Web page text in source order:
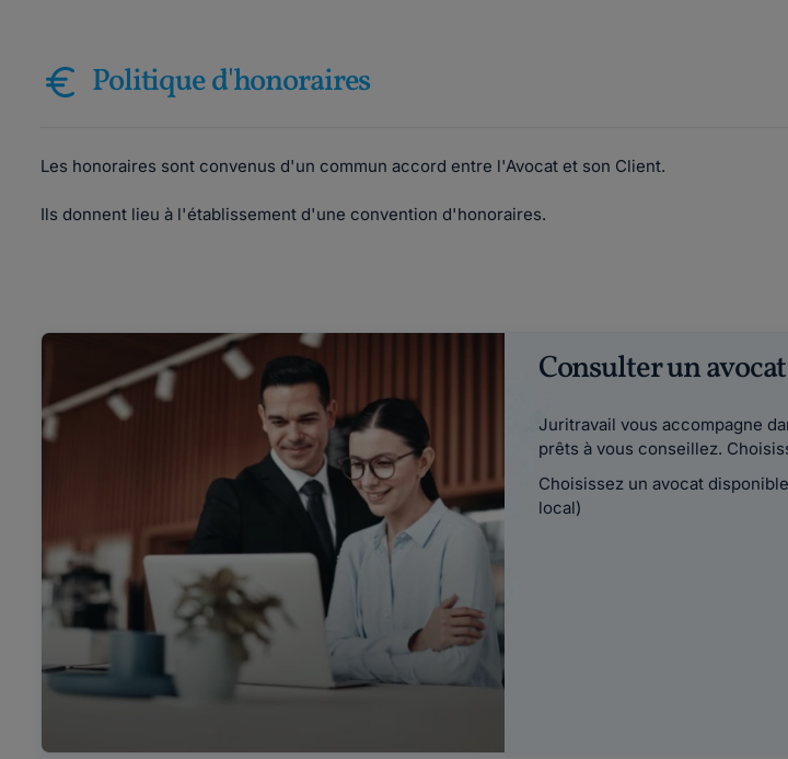
Politique d'honoraires
Les honoraires sont convenus d'un commun accord entre l'Avocat et son Client.
Ils donnent lieu à l'établissement d'une convention d'honoraires.
Consulter un avocat
Juritravail vous accompagne
prêts à vous conseillez.
Choisissez un avocat
local)